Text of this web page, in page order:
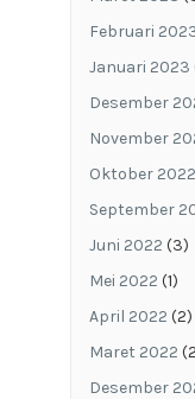
Februari
Januari 2023
Desember
November
Oktober 2022
September
Juni 2022 (3)
Mei 2022 (1)
April 2022 (2)
Maret 2022
Desember